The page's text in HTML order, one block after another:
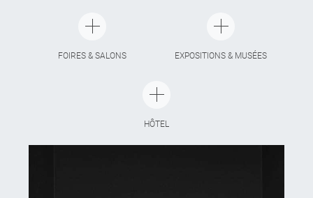
FOIRES & SALONS EXPOSITIONS & MUSÉES
HÔTEL